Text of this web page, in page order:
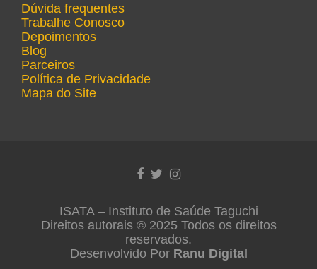
Dúvida frequentes
Trabalhe Conosco
Depoimentos
Blog
Parceiros
Política de Privacidade
Mapa do Site
Link do Facebook
Link do Twitter
Link do Instagram
ISATA – Instituto de Saúde Taguchi
Direitos autorais © 2025 Todos os direitos
reservados.
Desenvolvido Por Ranu Digital